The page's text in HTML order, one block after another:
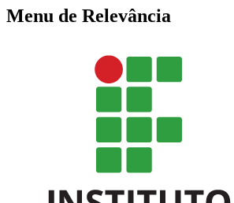
Menu de Relevância